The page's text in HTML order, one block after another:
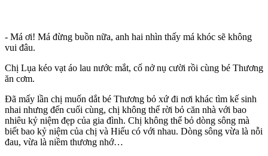
- Má ơi! Má đừng buồn nữa, anh hai nhìn thấy má khóc sẽ không
vui đâu.
Chị Lụa kéo vạt áo lau nước mắt, cố nở nụ cười rồi cùng bé Thương
ăn cơm.
Đã mấy lần chị muốn dắt bé Thương bỏ xứ đi nơi khác tìm kế sinh
nhai nhưng đến cuối cùng, chị không thể rời bỏ căn nhà với bao
nhiêu kỷ niệm đẹp của gia đình. Chị không thể bỏ dòng sông mà
biết bao kỷ niệm của chị và Hiếu có với nhau. Dòng sông vừa là nỗi
đau, vừa là niềm thương nhớ…